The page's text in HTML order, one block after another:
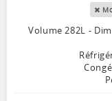
Volume 282L -